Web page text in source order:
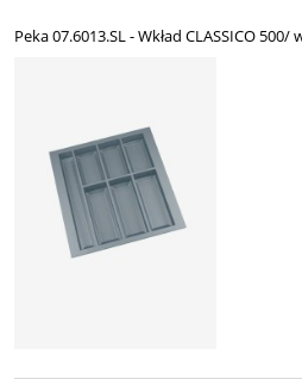
Peka 07.6013.SL - Wkład CLASSICO